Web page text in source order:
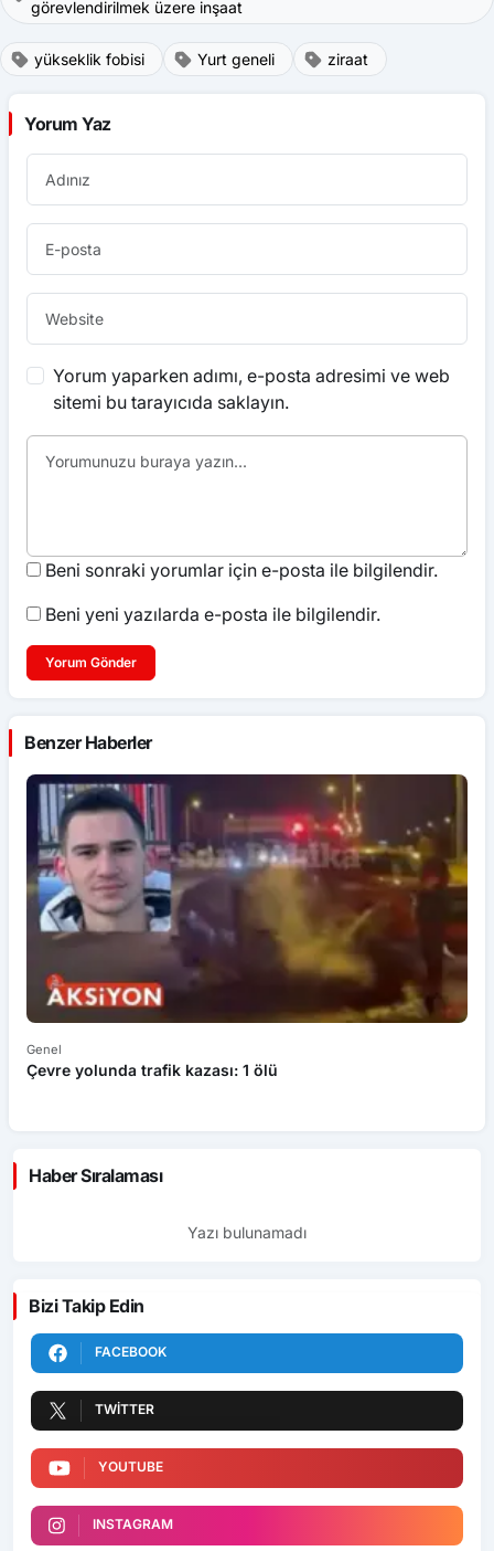
görevlendirilmek üzere inşaat
yükseklik fobisi Yurt geneli ziraat
Yorum Yaz
Yorum yaparken adımı, e-posta adresimi ve web
sitemi bu tarayıcıda saklayın.
Beni sonraki yorumlar için e-posta ile bilgilendir.
Beni yeni yazılarda e-posta ile bilgilendir.
Yorum Gönder
Benzer Haberler
Genel
Çevre yolunda trafik kazası: 1 ölü
Haber Sıralaması
Yazı bulunamadı
Bizi Takip Edin
FACEBOOK
TWITTER
YOUTUBE
INSTAGRAM